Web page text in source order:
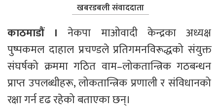
खबरडबली संवाददाता
काठमाडौं । नेकपा माओवादी केन्द्रका अध्यक्ष
पुष्पकमल दाहाल प्रचण्डले प्रतिगमनविरूद्धको संयुक्त
संघर्षको क्रममा गठित वाम–लोकतान्त्रिक गठबन्धन
प्राप्त उपलब्धीहरू, लोकतान्त्रिक प्रणाली र संविधानको
रक्षा गर्न दृढ रहेको बताएका छन्।